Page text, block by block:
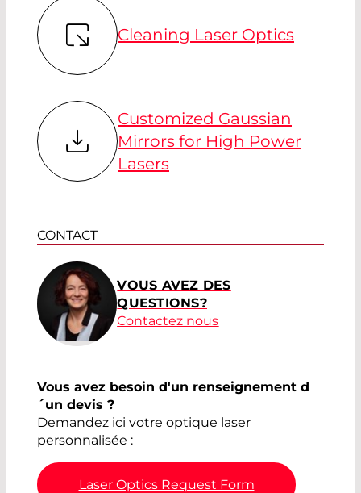
Cleaning Laser Optics
Customized Gaussian
Mirrors for High Power
Lasers
CONTACT
VOUS AVEZ DES
QUESTIONS?
Contactez nous
Vous avez besoin d'un renseignement d
´un devis ?
Demandez ici votre optique laser
personnalisée :
Laser Optics Request Form